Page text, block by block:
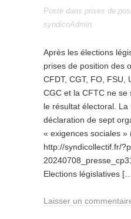
Posté dans prises de
syndicoAdmin.
Après les élections
prises de position des
CFDT, CGT, FO, FSU,
CGC et la CFTC ne
le résultat électoral. La
déclaration de sept
« exigences sociales »
http://syndicollectif.fr/
Elections législatives
Laisser un